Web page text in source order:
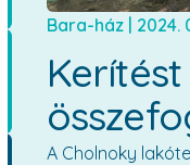
Bara-ház | 2024.
A Cholnoky